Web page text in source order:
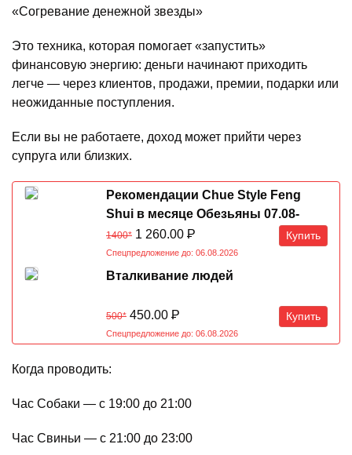
«Согревание денежной звезды»
Это техника, которая помогает «запустить»
финансовую энергию: деньги начинают приходить
легче — через клиентов, продажи, премии, подарки или
неожиданные поступления.
Если вы не работаете, доход может прийти через
супруга или близких.
Рекомендации Chue Style Feng
Shui в месяце Обезьяны 07.08-
07.09.2026
1400* 1 260.00 Р Купить
Спецпредложение до: 06.08.2026
Вталкивание людей
500* 450.00 Р Купить
Спецпредложение до: 06.08.2026
Когда проводить:
Час Собаки — с 19:00 до 21:00
Час Свиньи — с 21:00 до 23:00